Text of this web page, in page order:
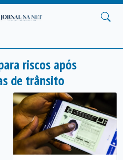
riscos após
de trânsito